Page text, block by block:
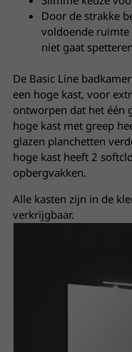
Door de strakke
voldoende ruimte
niet gaat
De Basic Line
een hoge kast, voor
ontworpen dat het één
hoge kast met greep
glazen planchetten
hoge kast heeft 2
opbergvakken.
Alle kasten zijn in de
verkrijgbaar.